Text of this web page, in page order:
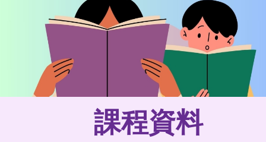
跳到內容 (按輸入鍵)
課程資料